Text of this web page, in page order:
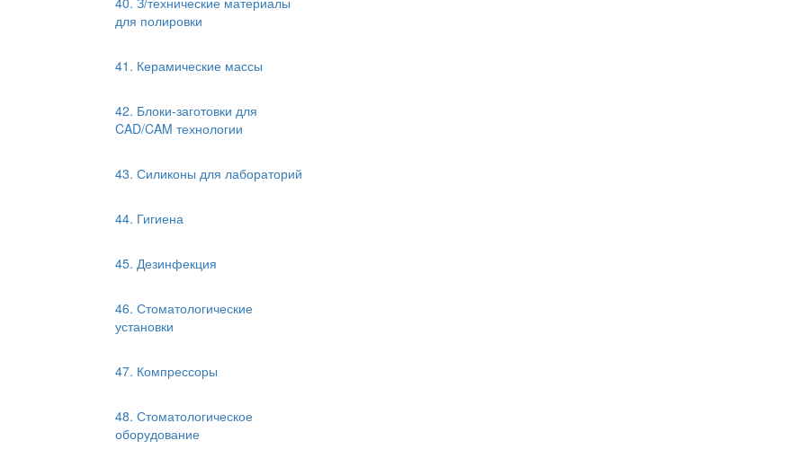
для полировки
41. Керамические массы
42. Блоки-заготовки для
CAD/CAM технологии
43. Силиконы для лабораторий
44. Гигиена
45. Дезинфекция
46. Стоматологические
установки
47. Компрессоры
48. Стоматологическое
оборудование